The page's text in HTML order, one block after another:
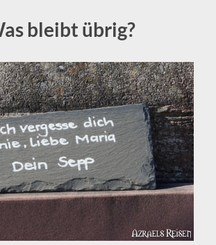
bleibt übrig?